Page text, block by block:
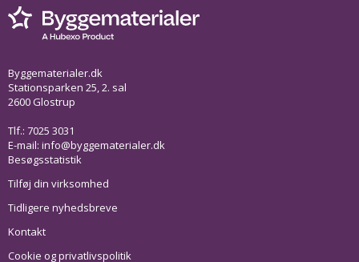
Byggematerialer.dk
Stationsparken 25, 2. sal
2600 Glostrup
Tlf.: 7025 3031
E-mail: info@byggematerialer.dk
Besøgsstatistik
Tilføj din virksomhed
Tidligere nyhedsbreve
Kontakt
Cookie og privatlivspolitik